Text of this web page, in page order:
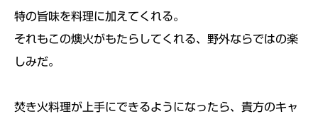
特の旨味を料理に加えてくれる。
それもこの燠火がもたらしてくれる、野外ならではの楽
しみだ。
焚き火料理が上手にできるようになったら、貴方のキャ